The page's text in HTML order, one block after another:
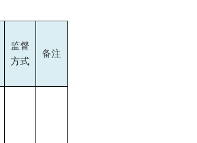
监督
方式
备注